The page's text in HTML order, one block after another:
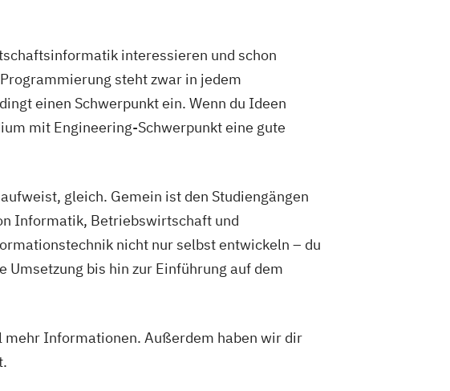
interessieren und schon
steht zwar in jedem
einen Schwerpunkt ein. Wenn du Ideen
mit Engineering-Schwerpunkt eine gute
gleich. Gemein ist den Studiengängen
Informatik, Betriebswirtschaft und
nicht nur selbst entwickeln – du
Umsetzung bis hin zur Einführung auf dem
mehr Informationen. Außerdem haben wir dir